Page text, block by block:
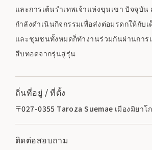
และการเต้นรำเทพเจ้าแห่งขุนเขา ปัจจุบั
กำลังดำเนินกิจกรรมเพื่อส่งต่อมรดกให้กับ
และชุมชนทั้งหมดก็ทำงานร่วมกันผ่านการ
สืบทอดจากรุ่นสู่รุ่น
ถิ่นที่อยู่ / ที่ตั้ง
〒027-0355 Taroza Suemae เมืองมิยาโ
ติดต่อสอบถาม